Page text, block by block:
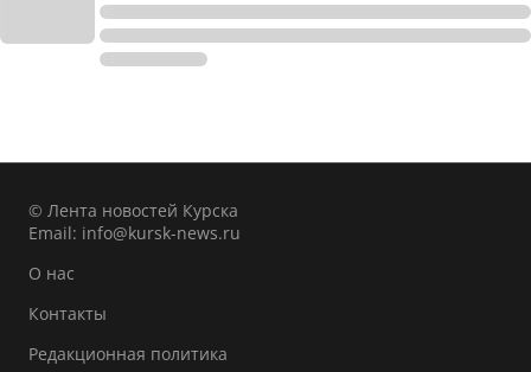
© Лента новостей Курска
Email: info@kursk-news.ru
О нас
Контакты
Редакционная политика